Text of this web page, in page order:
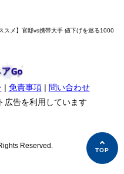
ススメ】官邸vs携帯大手 値下げを巡る1000日
| 免責事項| 問い合わせ
告を利用しています
Reserved.